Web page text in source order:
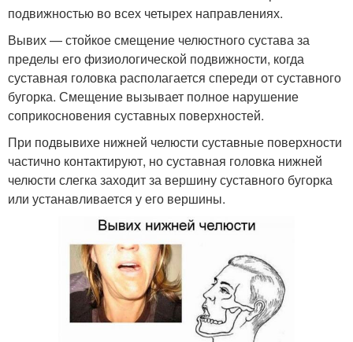
подвижностью во всех четырех направлениях.
Вывих — стойкое смещение челюстного сустава за
пределы его физиологической подвижности, когда
суставная головка располагается спереди от суставного
бугорка. Смещение вызывает полное нарушение
соприкосновения суставных поверхностей.
При подвывихе нижней челюсти суставные поверхности
частично контактируют, но суставная головка нижней
челюсти слегка заходит за вершину суставного бугорка
или устанавливается у его вершины.